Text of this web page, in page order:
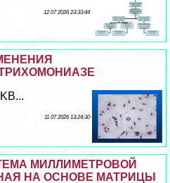
12 07 2026 23:33:44
11 07 2026 13:24:30
МИЛЛИМЕТРОВОЙ
НА ОСНОВЕ МАТРИЦЫ